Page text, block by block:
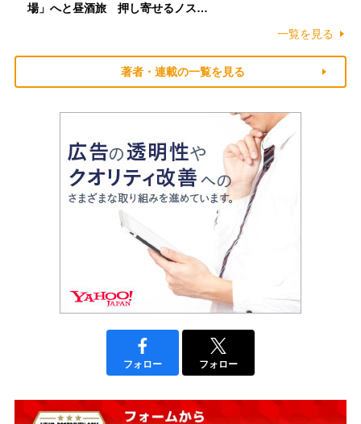
場」へと昼酒旅 押し寄せるノス…
一覧を見る
著者・連載の一覧を見る
フォロー フォロー